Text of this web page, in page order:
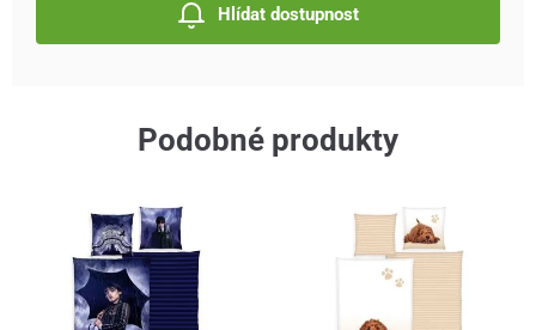
Hlídat dostupnost
Podobné produkty